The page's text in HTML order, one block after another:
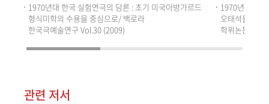
1970년대 한국 실험연극의 담론 : 초기 미국아방가르드
형식미학의 수용을 중심으로/ 백로라
한국극예술연구 Vol.30 (2009)
1970년대 드
오태석을 중
학위논문 동국
관련 저서